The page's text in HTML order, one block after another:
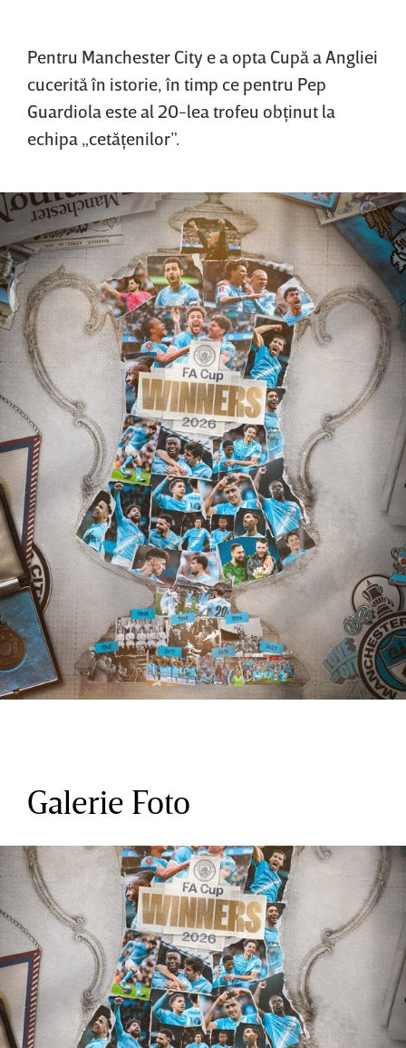
Pentru Manchester City e a opta Cupă a Angliei
cucerită în istorie, în timp ce pentru Pep
Guardiola este al 20-lea trofeu obţinut la
echipa „cetăţenilor”.
Galerie Foto